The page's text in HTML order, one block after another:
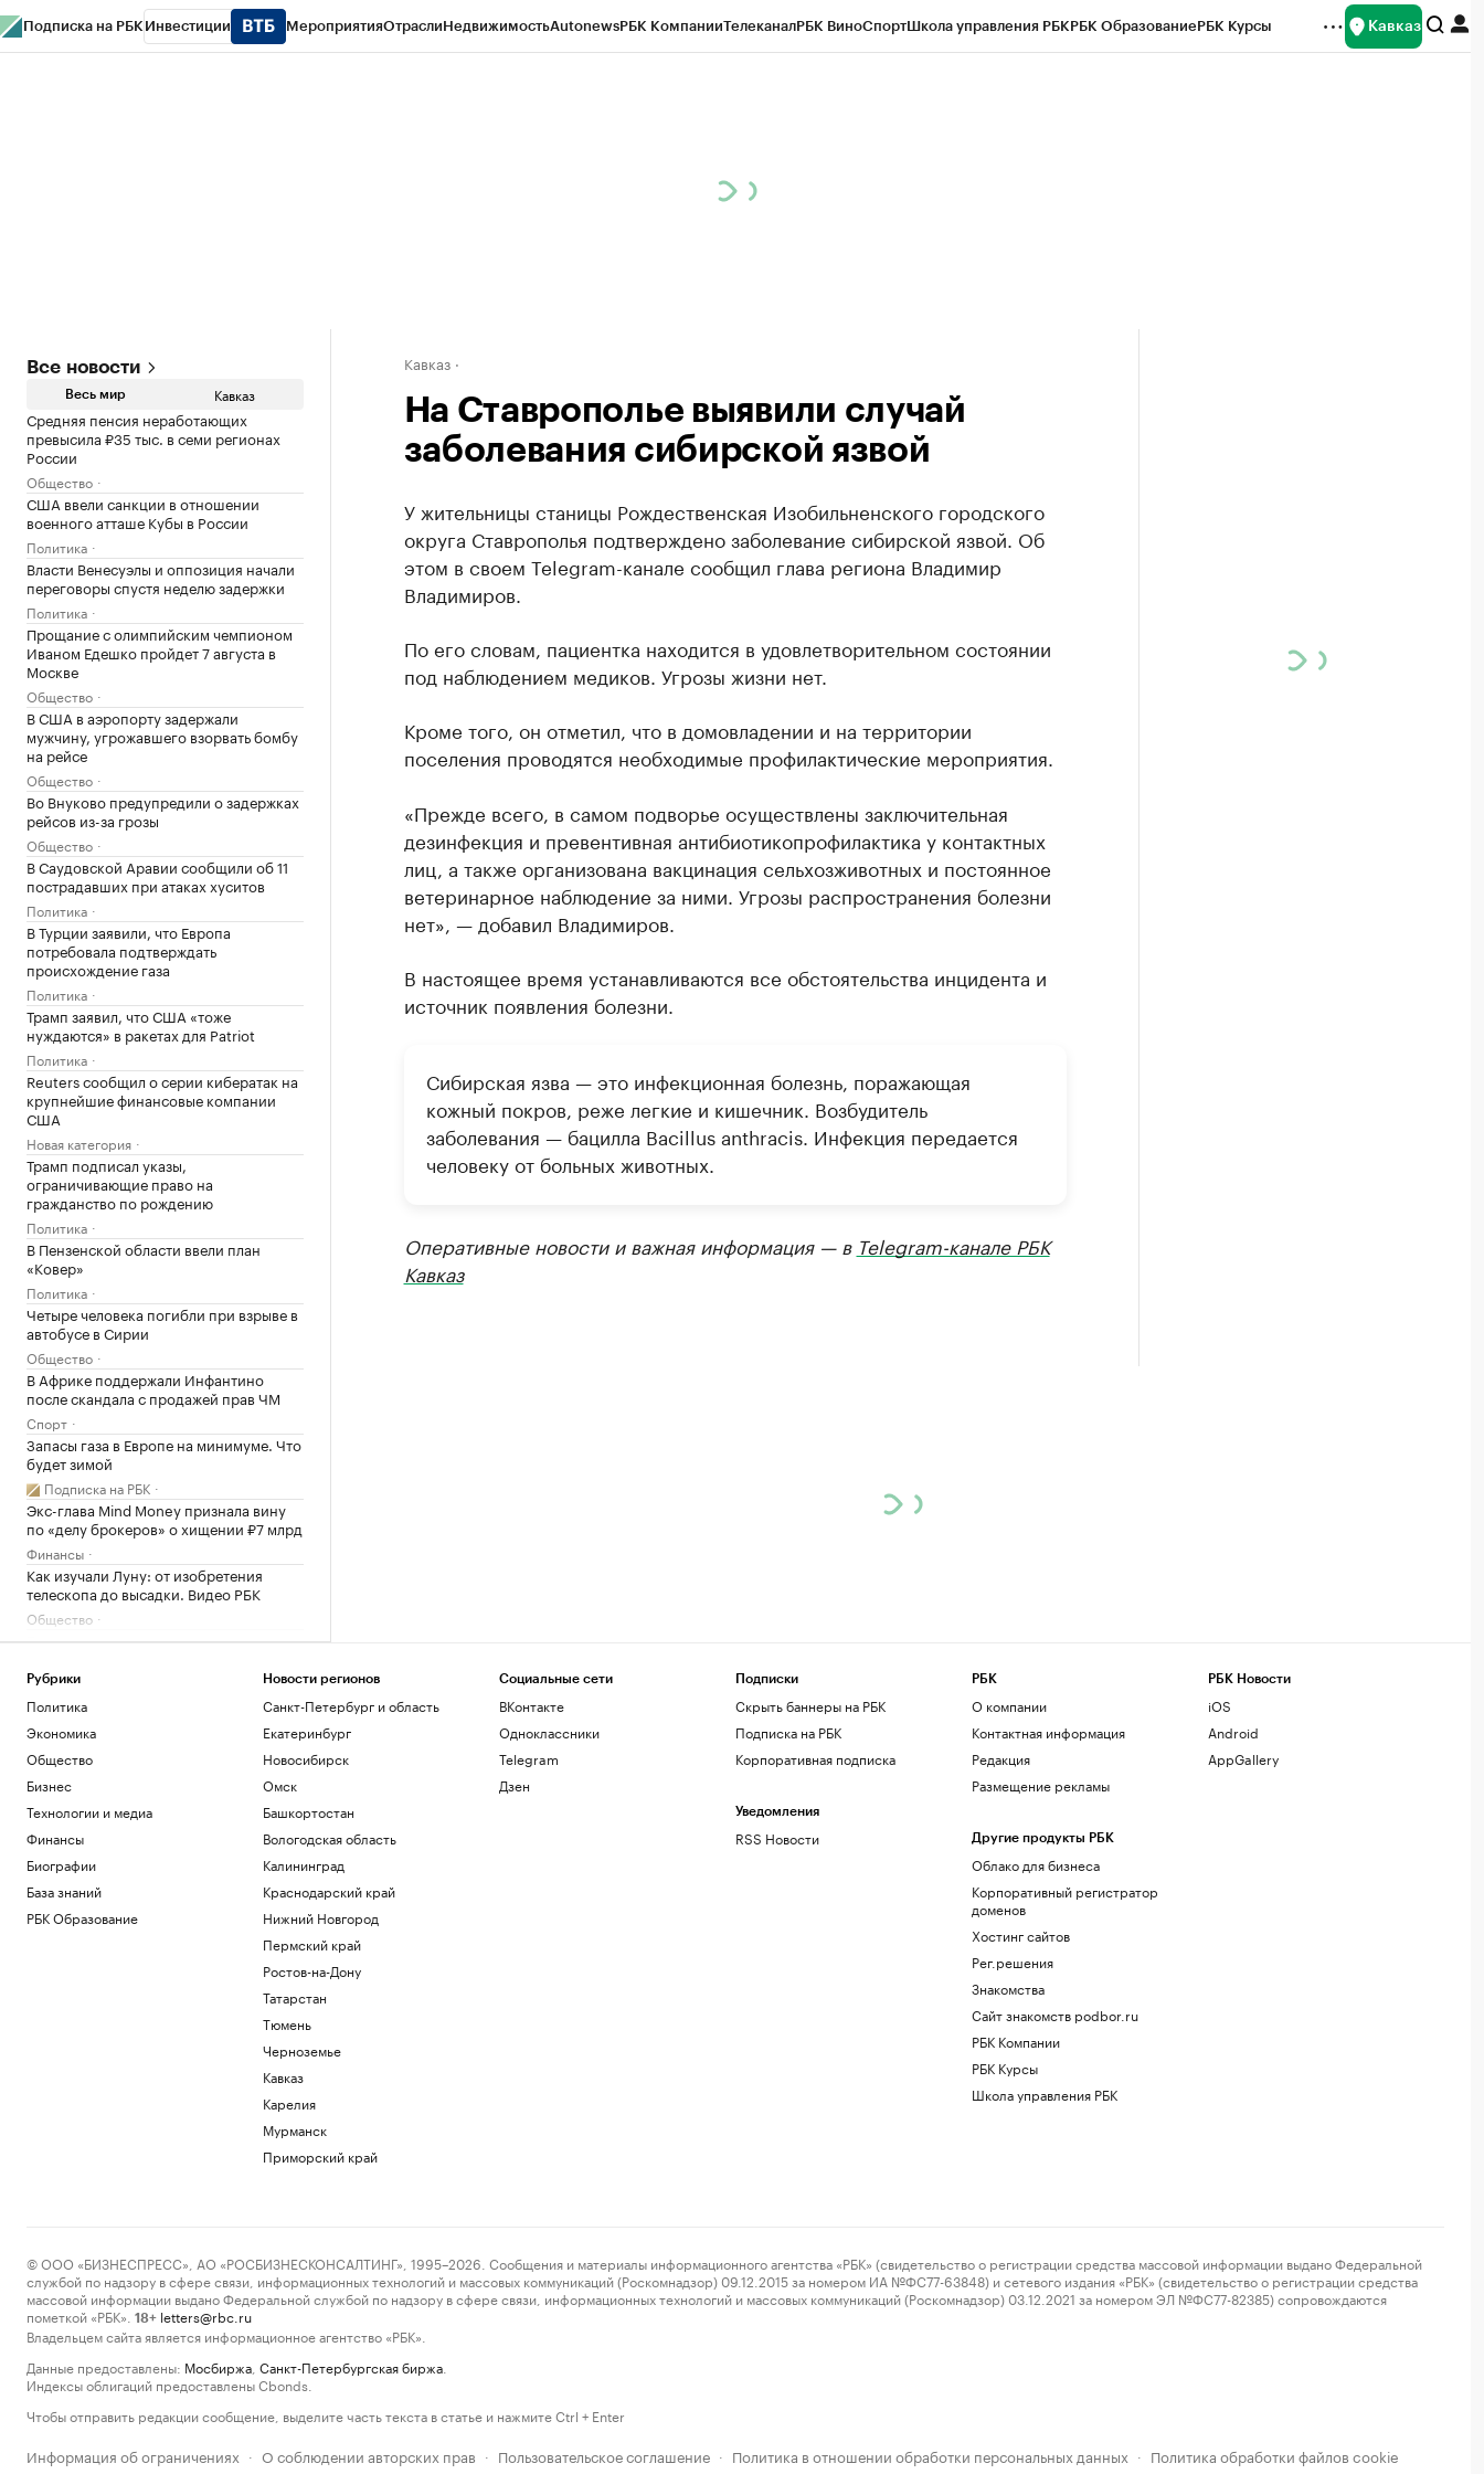
Подписка на РБК Инвестиции МероприятияОтраслиНедвижимостьAutonewsРБК КомпанииТелеканалРБК ВиноСпортШкола управления РБКРБК ОбразованиеРБК Курсы Кавказ
Все новости
Весь мир Кавказ
Средняя пенсия неработающих
превысила ₽35 тыс. в семи регионах
России
Общество
США ввели санкции в отношении
военного атташе Кубы в России
Политика
Власти Венесуэлы и оппозиция начали
переговоры спустя неделю задержки
Политика
Прощание с олимпийским чемпионом
Иваном Едешко пройдет 7 августа в
Москве
Общество
В США в аэропорту задержали
мужчину, угрожавшего взорвать бомбу
на рейсе
Общество
Во Внуково предупредили о задержках
рейсов из-за грозы
Общество
В Саудовской Аравии сообщили об 11
пострадавших при атаках хуситов
Политика
В Турции заявили, что Европа
потребовала подтверждать
происхождение газа
Политика
Трамп заявил, что США «тоже
нуждаются» в ракетах для Patriot
Политика
Reuters сообщил о серии кибератак на
крупнейшие финансовые компании
США
Новая категория
Трамп подписал указы,
ограничивающие право на
гражданство по рождению
Политика
В Пензенской области ввели план
«Ковер»
Политика
Четыре человека погибли при взрыве в
автобусе в Сирии
Общество
В Африке поддержали Инфантино
после скандала с продажей прав ЧМ
Спорт
Запасы газа в Европе на минимуме. Что
будет зимой
Подписка на РБК
Экс-глава Mind Money признала вину
по «делу брокеров» о хищении ₽7 млрд
Финансы
Как изучали Луну: от изобретения
телескопа до высадки. Видео РБК
Общество
Трамп заявил о прогрессе в
конфликта
Политика
Гендиректор «ИжАвиа» объявил об
увольнении
Политика
Матч Первой лиги перенесли из-за
проблем с вылетом «Сочи» в Москву
Спорт
Кавказ
На Ставрополье выявили случай
заболевания сибирской язвой
У жительницы станицы Рождественская Изобильненского городского
округа Ставрополья подтверждено заболевание сибирской язвой. Об
этом в своем Telegram-канале сообщил глава региона Владимир
Владимиров.
По его словам, пациентка находится в удовлетворительном состоянии
под наблюдением медиков. Угрозы жизни нет.
Кроме того, он отметил, что в домовладении и на территории
поселения проводятся необходимые профилактические мероприятия.
«Прежде всего, в самом подворье осуществлены заключительная
дезинфекция и превентивная антибиотикопрофилактика у контактных
лиц, а также организована вакцинация сельхозживотных и постоянное
ветеринарное наблюдение за ними. Угрозы распространения болезни
нет», — добавил Владимиров.
В настоящее время устанавливаются все обстоятельства инцидента и
источник появления болезни.
Сибирская язва — это инфекционная болезнь, поражающая
кожный покров, реже легкие и кишечник. Возбудитель
заболевания — бацилла Вacillus anthracis. Инфекция передается
человеку от больных животных.
Оперативные новости и важная информация — в Telegram-канале РБК
Кавказ
Рубрики
Политика
Экономика
Общество
Бизнес
Технологии и медиа
Финансы
Биографии
База знаний
РБК Образование
Новости регионов
Санкт-Петербург и область
Екатеринбург
Новосибирск
Омск
Башкортостан
Вологодская область
Калининград
Краснодарский край
Нижний Новгород
Пермский край
Ростов-на-Дону
Татарстан
Тюмень
Черноземье
Кавказ
Карелия
Мурманск
Приморский край
Социальные сети
ВКонтакте
Одноклассники
Telegram
Дзен
Подписки
Скрыть баннеры на РБК
Подписка на РБК
Корпоративная подписка
Уведомления
RSS Новости
РБК
О компании
Контактная информация
Редакция
Размещение рекламы
Другие продукты РБК
Облако для бизнеса
Корпоративный регистратор
доменов
Хостинг сайтов
Рег.решения
Знакомства
Сайт знакомств podbor.ru
РБК Компании
РБК Курсы
Школа управления РБК
РБК Новости
iOS
Android
AppGallery
© ООО «БИЗНЕСПРЕСС», АО «РОСБИЗНЕСКОНСАЛТИНГ», 1995–2026. Сообщения и материалы информационного агентства «РБК» (свидетельство о регистрации средства массовой информации выдано Федеральной
службой по надзору в сфере связи, информационных технологий и массовых коммуникаций (Роскомнадзор) 09.12.2015 за номером ИА №ФС77-63848) и сетевого издания «РБК» (свидетельство о регистрации средства
массовой информации выдано Федеральной службой по надзору в сфере связи, информационных технологий и массовых коммуникаций (Роскомнадзор) 03.12.2021 за номером ЭЛ №ФС77-82385) сопровождаются
пометкой «РБК».
18+ letters@rbc.ru
Владельцем сайта является информационное агентство «РБК».
Данные предоставлены: Мосбиржа Санкт-Петербургская биржа
Индексы облигаций предоставлены Cbonds.
Чтобы отправить редакции сообщение, выделите часть текста в статье и нажмите Ctrl + Enter
Информация об ограничениях · О соблюдении авторских прав · Пользовательское соглашение · Политика в отношении обработки персональных данных · Политика обработки файлов cookie